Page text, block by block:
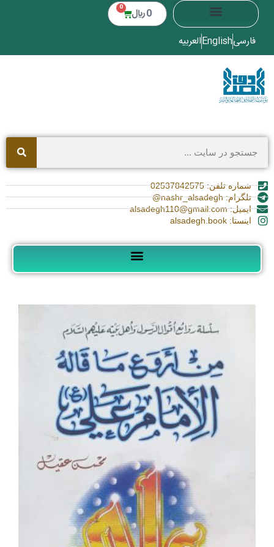
0 ﷼ 0
فارسیEnglishالعربیه
شماره تلفن: 02537842575
تلگرام: nashr_alsadegh@
ایمیل: alsadegh110@gmail.com
اینستا: alsadegh.book